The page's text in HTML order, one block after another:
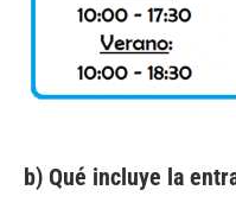
b) Qué incluye la